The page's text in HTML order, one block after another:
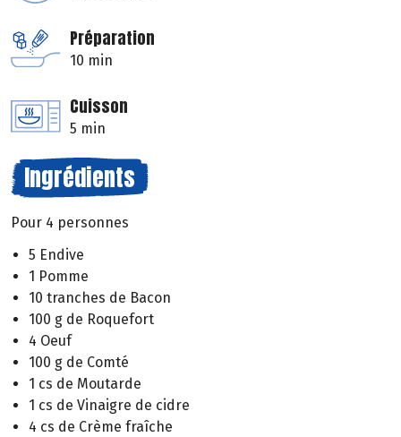
Préparation
10 min
Cuisson
5 min
Ingrédients
Pour 4 personnes
5 Endive
1 Pomme
10 tranches de Bacon
100 g de Roquefort
4 Oeuf
100 g de Comté
1 cs de Moutarde
1 cs de Vinaigre de cidre
4 cs de Crème fraîche